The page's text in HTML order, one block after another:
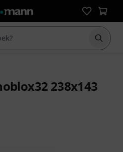
Zoek
238x143
sterren van 1 klantbeoordelingen